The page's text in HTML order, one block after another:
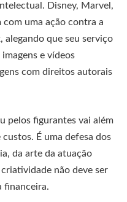
Disney, Marvel,
uma ação contra a
alegando que seu serviço
e vídeos
com direitos autorais
pelos figurantes vai além
É uma defesa dos
da arte da atuação
não deve ser
financeira.